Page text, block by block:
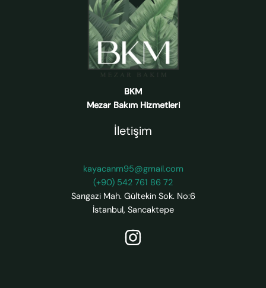
BKM
Mezar Bakım Hizmetleri
İletişim
kayacanm95@gmail.com
(+90) 542 761 86 72
Sarıgazi Mah. Gültekin Sok. No:6
İstanbul, Sancaktepe